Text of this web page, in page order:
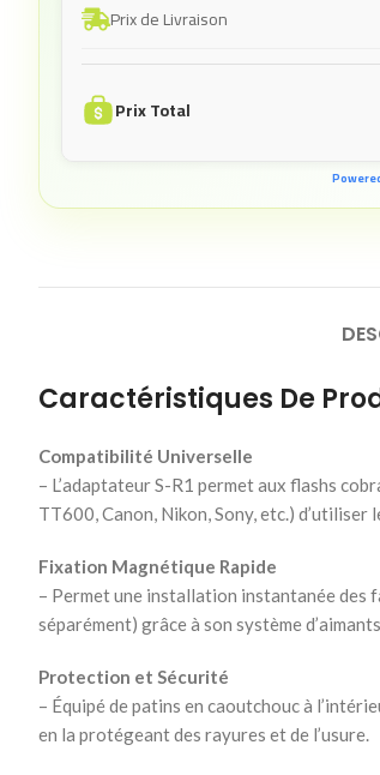
Prix de Livraison
Prix Total
Caractéristiques De
Compatibilité Universelle
– L’adaptateur S-R1 permet aux flashs
TT600, Canon, Nikon, Sony, etc.)
Fixation Magnétique Rapide
– Permet une installation instantanée des
séparément) grâce à son système
Protection et Sécurité
– Équipé de patins en caoutchouc à
en la protégeant des rayures et de l’usure.